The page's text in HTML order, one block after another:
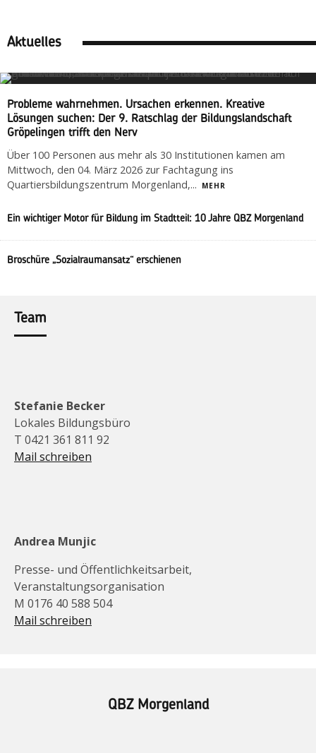
Aktuelles
Probleme wahrnehmen. Ursachen erkennen. Kreative
Lösungen suchen: Der 9. Ratschlag der Bildungslandschaft
Gröpelingen trifft den Nerv
Über 100 Personen aus mehr als 30 Institutionen kamen am
Mittwoch, den 04. März 2026 zur Fachtagung ins
Quartiersbildungszentrum Morgenland,... MEHR
Ein wichtiger Motor für Bildung im Stadtteil: 10 Jahre QBZ Morgenland
Broschüre „Sozialraumansatz“ erschienen
Team
Stefanie Becker
Lokales Bildungsbüro
T 0421 361 811 92
Mail schreiben
Andrea Munjic
Presse- und Öffentlichkeitsarbeit,
Veranstaltungsorganisation
M 0176 40 588 504
Mail schreiben
QBZ Morgenland